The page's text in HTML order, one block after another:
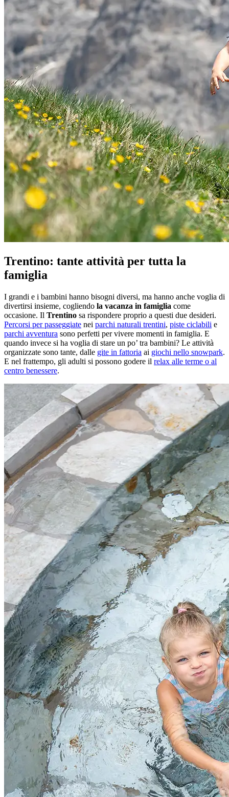
Trentino: tante attività per tutta la
famiglia
I grandi e i bambini hanno bisogni diversi, ma hanno anche voglia di
divertirsi insieme, cogliendo la vacanza in famiglia come
occasione. Il Trentino sa rispondere proprio a questi due desideri.
Percorsi per passeggiate nei parchi naturali trentini, piste ciclabili e
parchi avventura sono perfetti per vivere momenti in famiglia. E
quando invece si ha voglia di stare un po’ tra bambini? Le attività
organizzate sono tante, dalle gite in fattoria ai giochi nello snowpark.
E nel frattempo, gli adulti si possono godere il relax alle terme o al
centro benessere.